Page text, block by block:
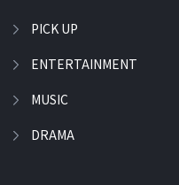
PICK UP
ENTERTAINMENT
MUSIC
DRAMA